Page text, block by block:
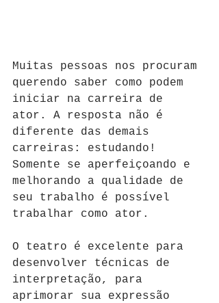
Muitas pessoas nos procuram
querendo saber como podem
iniciar na carreira de
ator. A resposta não é
diferente das demais
carreiras: estudando!
Somente se aperfeiçoando e
melhorando a qualidade de
seu trabalho é possível
trabalhar como ator.
O teatro é excelente para
desenvolver técnicas de
interpretação, para
aprimorar sua expressão